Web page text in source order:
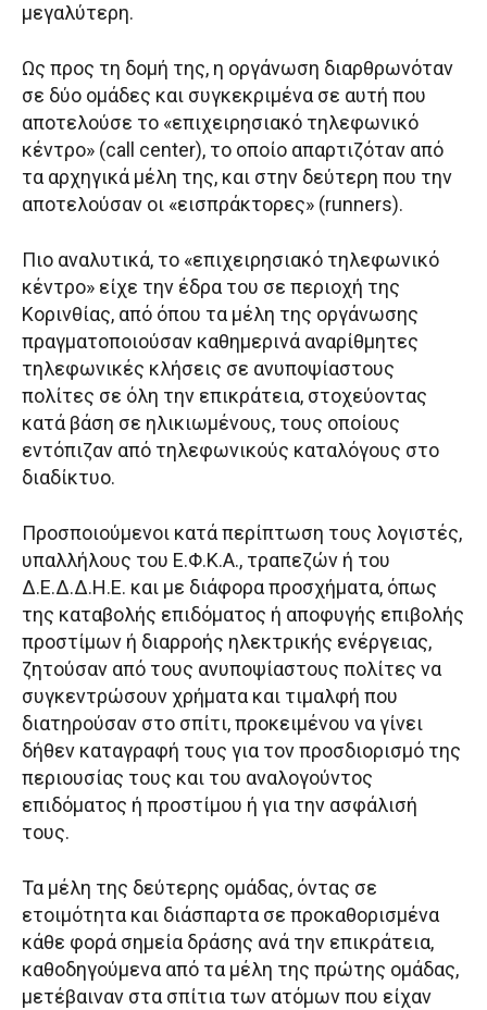
μεγαλύτερη.
Ως προς τη δομή της, η οργάνωση διαρθρωνόταν
σε δύο ομάδες και συγκεκριμένα σε αυτή που
αποτελούσε το «επιχειρησιακό τηλεφωνικό
κέντρο» (call center), το οποίο απαρτιζόταν από
τα αρχηγικά μέλη της, και στην δεύτερη που την
αποτελούσαν οι «εισπράκτορες» (runners).
Πιο αναλυτικά, το «επιχειρησιακό τηλεφωνικό
κέντρο» είχε την έδρα του σε περιοχή της
Κορινθίας, από όπου τα μέλη της οργάνωσης
πραγματοποιούσαν καθημερινά αναρίθμητες
τηλεφωνικές κλήσεις σε ανυποψίαστους
πολίτες σε όλη την επικράτεια, στοχεύοντας
κατά βάση σε ηλικιωμένους, τους οποίους
εντόπιζαν από τηλεφωνικούς καταλόγους στο
διαδίκτυο.
Προσποιούμενοι κατά περίπτωση τους λογιστές,
υπαλλήλους του Ε.Φ.Κ.Α., τραπεζών ή του
Δ.Ε.Δ.Δ.Η.Ε. και με διάφορα προσχήματα, όπως
της καταβολής επιδόματος ή αποφυγής επιβολής
προστίμων ή διαρροής ηλεκτρικής ενέργειας,
ζητούσαν από τους ανυποψίαστους πολίτες να
συγκεντρώσουν χρήματα και τιμαλφή που
διατηρούσαν στο σπίτι, προκειμένου να γίνει
δήθεν καταγραφή τους για τον προσδιορισμό της
περιουσίας τους και του αναλογούντος
επιδόματος ή προστίμου ή για την ασφάλισή
τους.
Τα μέλη της δεύτερης ομάδας, όντας σε
ετοιμότητα και διάσπαρτα σε προκαθορισμένα
κάθε φορά σημεία δράσης ανά την επικράτεια,
καθοδηγούμενα από τα μέλη της πρώτης ομάδας,
μετέβαιναν στα σπίτια των ατόμων που είχαν